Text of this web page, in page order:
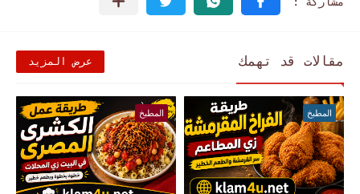
مقالات قد تهمك عرض المزيد
المطبخ المطبخ